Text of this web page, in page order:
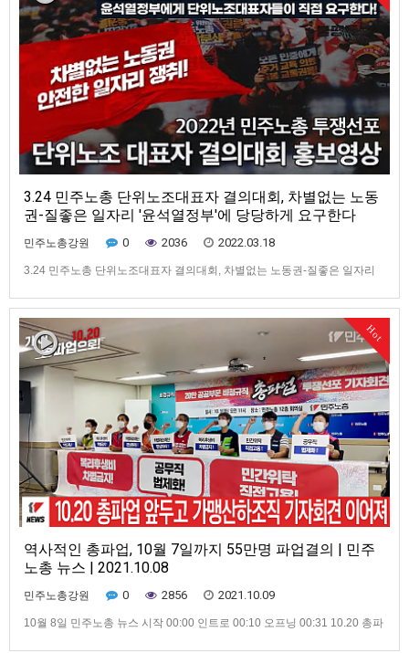
3.24 민주노총 단위노조대표자 결의대회, 차별없는 노동
권-질좋은 일자리 '윤석열정부'에 당당하게 요구한다
민주노총강원 0 2036 2022.03.18
3.24 민주노총 단위노조대표자 결의대회, 차별없는 노동권-질좋은 일자리
Hot
역사적인 총파업, 10월 7일까지 55만명 파업결의 | 민주
노총 뉴스 | 2021.10.08
민주노총강원 0 2856 2021.10.09
10월 8일 민주노총 뉴스 시작 00:00 인트로 00:10 오프닝 00:31 10.20 총파